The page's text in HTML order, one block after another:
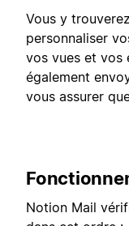
Vous y
personnaliser
vos vues et vos
également
vous assurer
Notion Mail